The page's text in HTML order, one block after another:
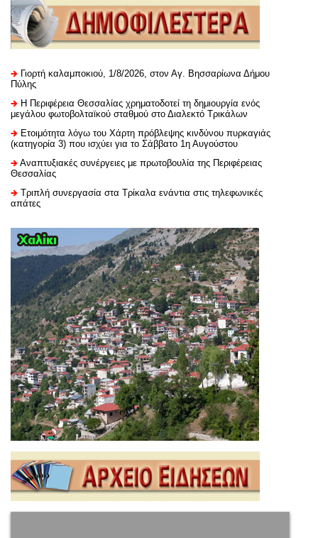
Γιορτή καλαμποκιού, 1/8/2026, στον Αγ. Βησσαρίωνα Δήμου
Πύλης
H Περιφέρεια Θεσσαλίας χρηματοδοτεί τη δημιουργία ενός
μεγάλου φωτοβολταϊκού σταθμού στο Διαλεκτό Τρικάλων
Ετοιμότητα λόγω του Χάρτη πρόβλεψης κινδύνου πυρκαγιάς
(κατηγορία 3) που ισχύει για το Σάββατο 1η Αυγούστου
Αναπτυξιακές συνέργειες με πρωτοβουλία της Περιφέρειας
Θεσσαλίας
Τριπλή συνεργασία στα Τρίκαλα ενάντια στις τηλεφωνικές
απάτες